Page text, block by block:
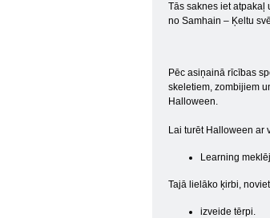
Tās saknes iet atpakaļ
no Samhain – Ķeltu
Pēc asiņainā rīcības
skeletiem, zombijiem
Halloween.
Lai turēt Halloween ar
Learning
Tajā lielāko ķirbi,
izveide tērpi.